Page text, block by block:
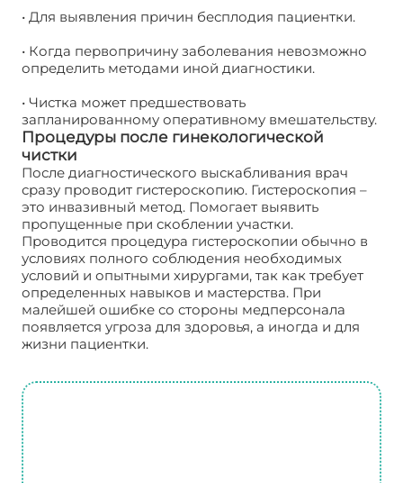
• Для выявления причин бесплодия пациентки.
• Когда первопричину заболевания невозможно
определить методами иной диагностики.
• Чистка может предшествовать
запланированному оперативному вмешательству.
Процедуры после гинекологической
чистки
После диагностического выскабливания врач
сразу проводит гистероскопию. Гистероскопия –
это инвазивный метод. Помогает выявить
пропущенные при скоблении участки.
Проводится процедура гистероскопии обычно в
условиях полного соблюдения необходимых
условий и опытными хирургами, так как требует
определенных навыков и мастерства. При
малейшей ошибке со стороны медперсонала
появляется угроза для здоровья, а иногда и для
жизни пациентки.